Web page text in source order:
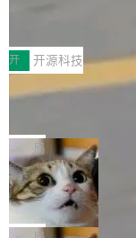
常维护操作，并完整
村国家自主创新示范
由中关村智联软件服
“智构可信·质创未来
式”为主题，直面AI
的核心质量命题。会
工具选型手册》发布
nt智能测试系统入选
O而言，这提示了一
工具升级为企业的质
开 开源科技
让非法状态不可表
有一种东西，一旦用
eev 管它叫"软件设
鲜——代数数据类型
（sum type）。但他
型系统的学术体操，
章从一个简单的例子
局
Cloudflare 开源内
dflare OS
Cloudflare 发布了一
S。如果你只看官方